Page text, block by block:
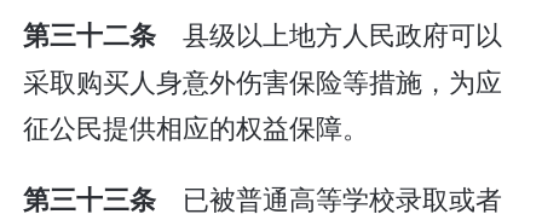
第三十二条 县级以上地方人民政府可以
采取购买人身意外伤害保险等措施，为应
征公民提供相应的权益保障。
第三十三条 已被普通高等学校录取或者